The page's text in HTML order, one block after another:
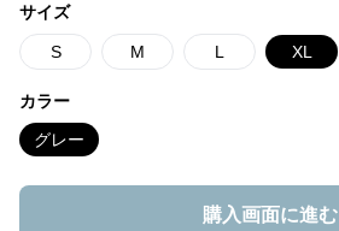
サイズ
S M L XL
カラー
グレー
購入画面に進む